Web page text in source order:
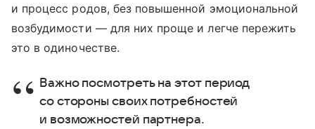
и процесс родов, без повышенной эмоциональной
возбудимости — для них проще и легче пережить
это в одиночестве.
Важно посмотреть на этот период
со стороны своих потребностей
и возможностей партнера.